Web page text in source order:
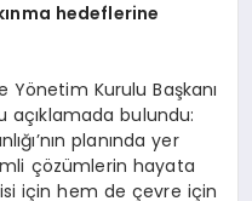
hedeflerine
Kurulu Başkanı
açıklamada bulundu:
planında yer
çözümlerin hayata
için hem de çevre için